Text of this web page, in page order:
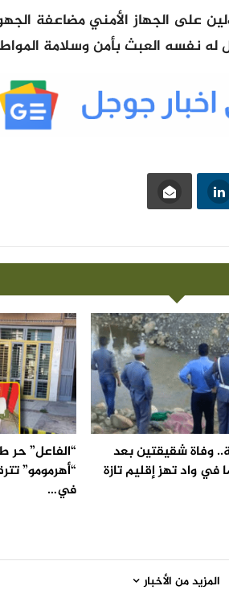
على الجهاز الأمني مضاعفة
نفسه العبث بأمن وسلامة
وفاة شقيقتين بعد
في واد تهز إقليم تازة
“الفاعل” حر
“أهرمومو”
في…
المزيد من الأخبار